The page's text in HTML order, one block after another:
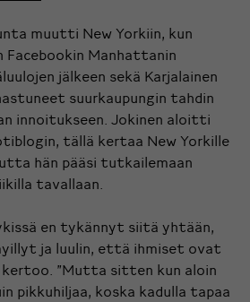
muutti New Yorkiin, kun
Facebookin Manhattanin
jälkeen sekä Karjalainen
suurkaupungin tahdin
innoitukseen. Jokinen aloitti
tällä kertaa New Yorkille
hän pääsi tutkailemaan
tavallaan.
en tykännyt siitä yhtään,
ja luulin, että ihmiset ovat
kertoo. ”Mutta sitten kun aloin
pikkuhiljaa, koska kadulla tapaa